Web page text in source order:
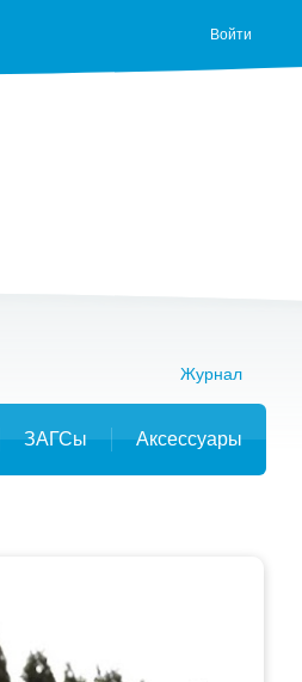
Войти
Журнал
ЗАГСы Аксессуары